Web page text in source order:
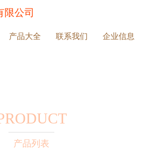
限公司
产品大全 联系我们 企业信息
产品列表